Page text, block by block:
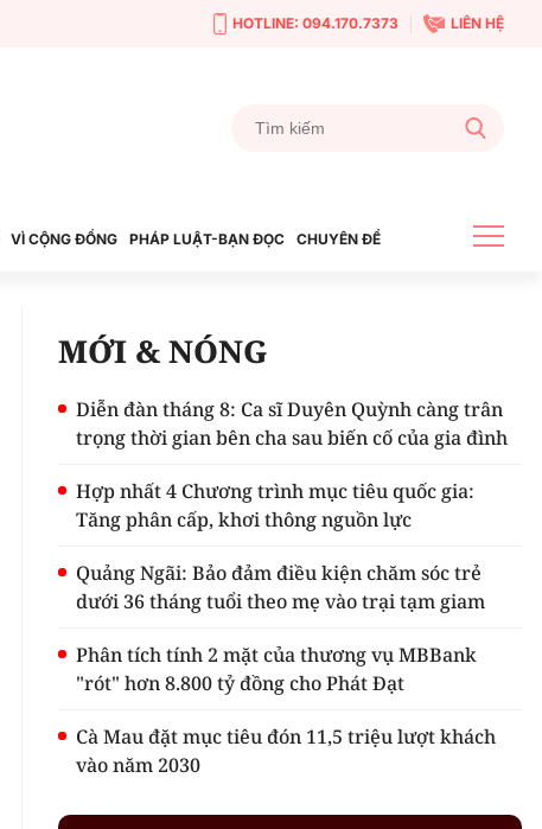
HOTLINE: 094.170.7373 LIÊN HỆ
VÌ CỘNG ĐỒNG PHÁP LUẬT-BẠN ĐỌC CHUYÊN ĐỀ
MỚI & NÓNG
Diễn đàn tháng 8: Ca sĩ Duyên Quỳnh càng trân
trọng thời gian bên cha sau biến cố của gia đình
Hợp nhất 4 Chương trình mục tiêu quốc gia:
Tăng phân cấp, khơi thông nguồn lực
Quảng Ngãi: Bảo đảm điều kiện chăm sóc trẻ
dưới 36 tháng tuổi theo mẹ vào trại tạm giam
Phân tích tính 2 mặt của thương vụ MBBank
"rót" hơn 8.800 tỷ đồng cho Phát Đạt
Cà Mau đặt mục tiêu đón 11,5 triệu lượt khách
vào năm 2030